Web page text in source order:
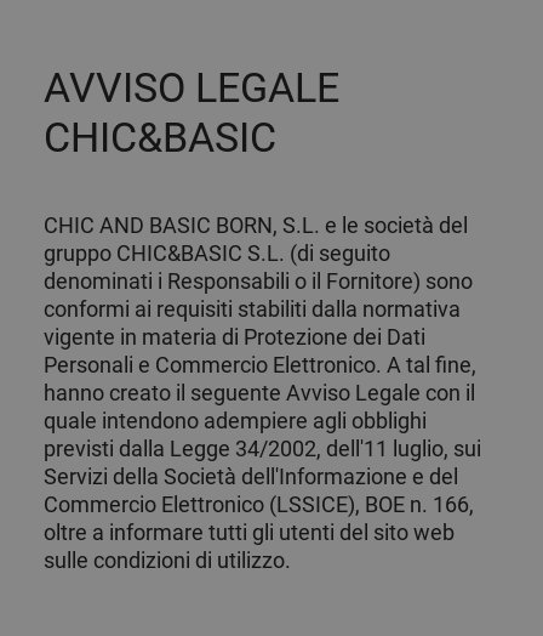
AVVISO LEGALE
CHIC&BASIC
CHIC AND BASIC BORN, S.L. e le società del
gruppo CHIC&BASIC S.L. (di seguito
denominati i Responsabili o il Fornitore) sono
conformi ai requisiti stabiliti dalla normativa
vigente in materia di Protezione dei Dati
Personali e Commercio Elettronico. A tal fine,
hanno creato il seguente Avviso Legale con il
quale intendono adempiere agli obblighi
previsti dalla Legge 34/2002, dell'11 luglio, sui
Servizi della Società dell'Informazione e del
Commercio Elettronico (LSSICE), BOE n. 166,
oltre a informare tutti gli utenti del sito web
sulle condizioni di utilizzo.